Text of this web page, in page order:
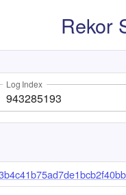
Rekor
Log Index